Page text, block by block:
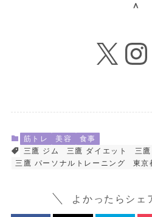
＾
X
筋トレ 美容
食事
三鷹 ジム
三鷹 ダイエット
三
三鷹 パーソナルトレーニング
東京
よかったらシェ